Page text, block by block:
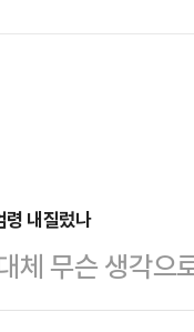
령 내질렀나
체 무슨 생각
은 “국회가 재